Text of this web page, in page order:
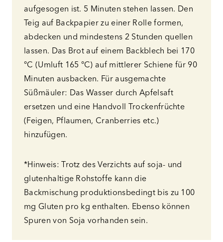
aufgesogen ist. 5 Minuten stehen lassen. Den
Teig auf Backpapier zu einer Rolle formen,
abdecken und mindestens 2 Stunden quellen
lassen. Das Brot auf einem Backblech bei 170
°C (Umluft 165 °C) auf mittlerer Schiene für 90
Minuten ausbacken. Für ausgemachte
Süßmäuler: Das Wasser durch Apfelsaft
ersetzen und eine Handvoll Trockenfrüchte
(Feigen, Pflaumen, Cranberries etc.)
hinzufügen.
*Hinweis: Trotz des Verzichts auf soja- und
glutenhaltige Rohstoffe kann die
Backmischung produktionsbedingt bis zu 100
mg Gluten pro kg enthalten. Ebenso können
Spuren von Soja vorhanden sein.